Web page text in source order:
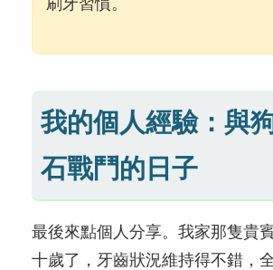
我的個人經驗：與
石戰鬥的日子
最後來點個人分享。我家那隻貴
十歲了，牙齒狀況維持得不錯，